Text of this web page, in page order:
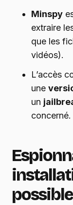
Minspy
extraire
que les
vidéos).
L’accès
une
un
concerné.
possible